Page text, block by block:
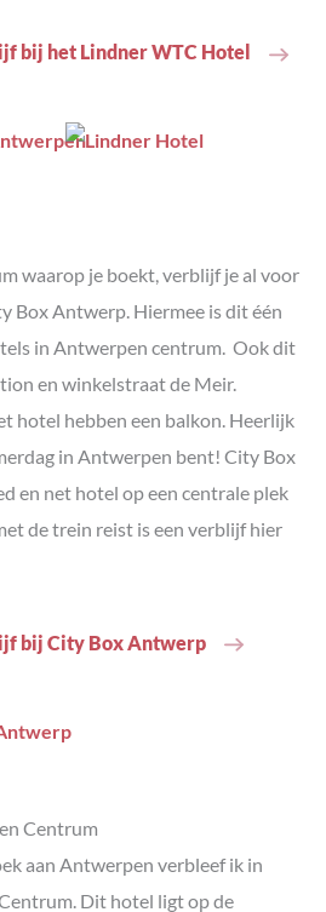
bij het Lindner WTC Hotel
waarop je boekt, verblijf je al voor
Box Antwerp. Hiermee is dit één
in Antwerpen centrum. Ook dit
en winkelstraat de Meir.
hotel hebben een balkon. Heerlijk
in Antwerpen bent! City Box
en net hotel op een centrale plek
de trein reist is een verblijf hier
bij City Box Antwerp
Centrum
aan Antwerpen verbleef ik in
Dit hotel ligt op de